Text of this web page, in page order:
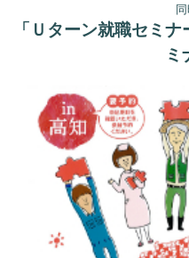
「Ｕターン就職セミ
ミ